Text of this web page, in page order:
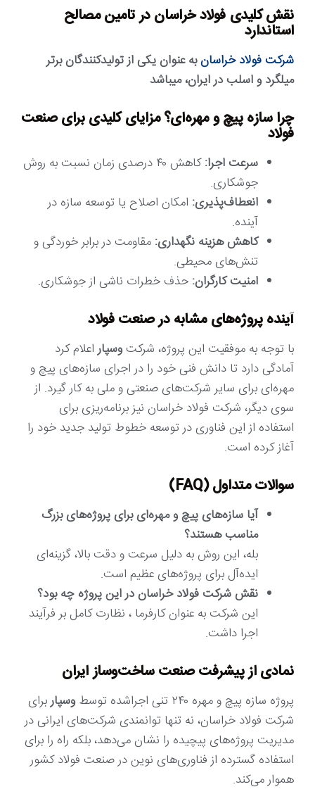
نقش کلیدی فولاد خراسان در تامین مصالح
استاندارد
شرکت فولاد خراسانبه عنوان یکی از تولیدکنندگان برتر
میلگرد و اسلب در ایران، میباشد
چرا سازه پیچ و مهره‌ای؟ مزایای کلیدی برای صنعت
فولاد
سرعت اجرا:
کاهش ۴۰ درصدی زمان نسبت به روش
جوشکاری.
انعطاف‌پذیری: امکان اصلاح یا توسعه سازه در
آینده.
کاهش هزینه نگهداری: مقاومت در برابر خوردگی و
تنش‌های محیطی.
امنیت کارگران: حذف خطرات ناشی از جوشکاری.
آینده پروژه‌های مشابه در صنعت فولاد
با توجه به موفقیت این پروژه، شرکتوسپاراعلام کرد
آمادگی دارد تا دانش فنی خود را در اجرای سازه‌های پیچ و
مهره‌ای برای سایر شرکت‌های صنعتی و ملی به کار گیرد. از
سوی دیگر، شرکت فولاد خراسان نیز برنامه‌ریزی برای
استفاده از این فناوری در توسعه خطوط تولید جدید خود را
آغاز کرده است.
سوالات متداول (FAQ)
آیا سازه‌های پیچ و مهره‌ای برای پروژه‌های بزرگ
مناسب هستند؟
بله، این روش به دلیل سرعت و دقت بالا، گزینه‌ای
ایده‌آل برای پروژه‌های عظیم است.
نقش شرکت فولاد خراسان در این پروژه چه بود؟
این شرکت به عنوان کارفرما ، نظارت کامل بر فرآیند
اجرا داشت.
نمادی از پیشرفت صنعت ساخت‌وساز ایران
پروژه سازه پیچ و مهره ۲۴۰ تنی اجراشده توسط وسپاربرای
شرکت فولاد خراسان، نه تنها توانمندی شرکت‌های ایرانی در
مدیریت پروژه‌های پیچیده را نشان می‌دهد، بلکه راه را برای
استفاده گسترده از فناوری‌های نوین در صنعت فولاد کشور
هموار می‌کند.